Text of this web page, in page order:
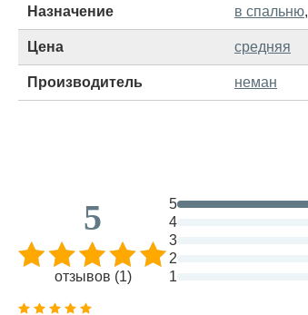
Назначение в спальню,
Цена средняя
Производитель неман
5
отзывов (1)
5
4
3
2
1